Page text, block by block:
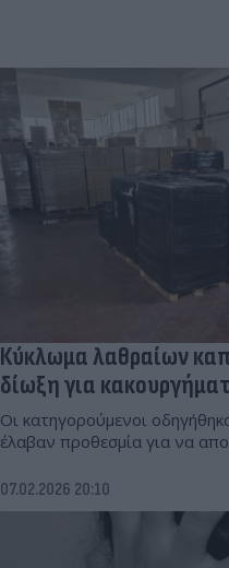
Κύκλωμα λαθραίων
δίωξη για
Οι κατηγορούμενοι
έλαβαν προθεσμία για να
07.02.2026 20:10